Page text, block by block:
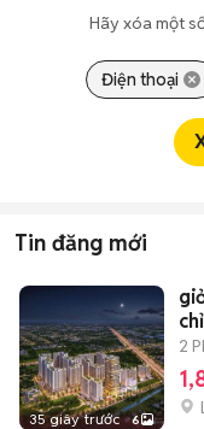
Hãy xóa một
Điện thoại
Tin đăng mới
35 giây trước 6
2